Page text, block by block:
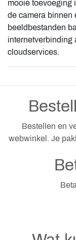
mooie toevoeging
de camera binnen
beeldbestanden
internetverbinding
cloudservices.
Bestellen en
webwinkel. Je